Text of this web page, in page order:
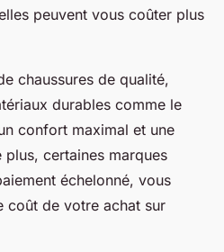
peuvent vous coûter plus
chaussures de qualité,
durables comme le
confort maximal et une
certaines marques
échelonné, vous
coût de votre achat sur